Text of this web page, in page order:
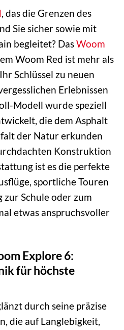
, das die Grenzen des
Sie sicher sowie mit
begleitet? DasWoom
Woom Red ist mehr als
Schlüssel zu neuen
Erlebnissen
Modell wurde speziell
die dem Asphalt
der Natur erkunden
Konstruktion
ist es die perfekte
sportliche Touren
zur Schule oder zum
etwas anspruchsvoller
Explore 6:
für höchste
durch seine präzise
die auf Langlebigkeit,